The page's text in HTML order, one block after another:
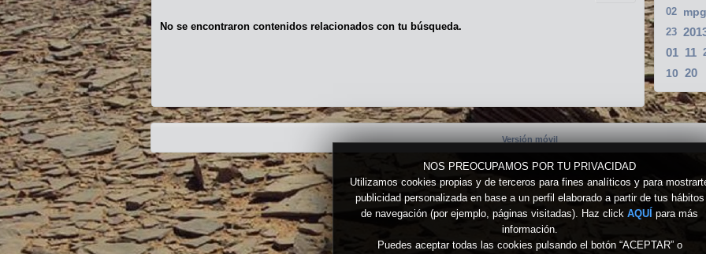
NOS PREOCUPAMOS POR TU PRIVACIDAD
Utilizamos cookies propias y de terceros para fines analíticos y para
publicidad personalizada en base a un perfil elaborado a partir de tus hábitos
de navegación (por ejemplo, páginas visitadas). Haz click AQUÍ para más
información.
Puedes aceptar todas las cookies pulsando el botón “ACEPTAR” o
02 mpg
23
01 11
10 20
No se encontraron contenidos relacionados con tu búsqueda.
Versión móvil